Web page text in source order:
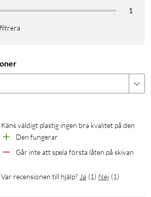
1
Käns väldigt plastig ingen bra kvalitet på den
Den fungerar
Går inte att spela första låten på skivan
Var recensionen till hjälp? Ja (1) Nej (1)